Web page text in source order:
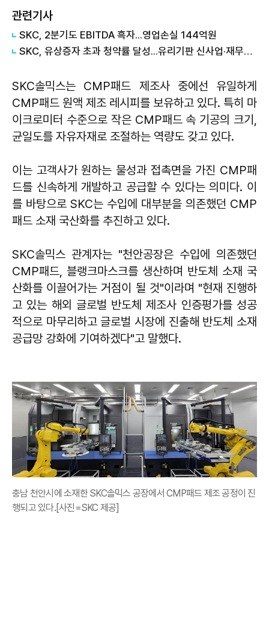
관련기사
SKC, 2분기도 EBITDA 흑자...영업손실 144억원
SKC, 유상증자 초과 청약률 달성...유리기판 신사업·재무개선 가속화
SKC솔믹스는 CMP패드 제조사 중에선 유일하게
CMP패드 원액 제조 레시피를 보유하고 있다. 특히 마
이크로미터 수준으로 작은 CMP패드 속 기공의 크기,
균일도를 자유자재로 조절하는 역량도 갖고 있다.
이는 고객사가 원하는 물성과 접촉면을 가진 CMP패
드를 신속하게 개발하고 공급할 수 있다는 의미다. 이
를 바탕으로 SKC는 수입에 대부분을 의존했던 CMP
패드 소재 국산화를 추진하고 있다.
SKC솔믹스 관계자는 "천안공장은 수입에 의존했던
CMP패드, 블랭크마스크를 생산하며 반도체 소재 국
산화를 이끌어가는 거점이 될 것"이라며 "현재 진행하
고 있는 해외 글로벌 반도체 제조사 인증평가를 성공
적으로 마무리하고 글로벌 시장에 진출해 반도체 소재
공급망 강화에 기여하겠다"고 말했다.
충남 천안시에 소재한 SKC솔믹스 공장에서 CMP패드 제조 공정이 진
행되고 있다.[사진=SKC 제공]